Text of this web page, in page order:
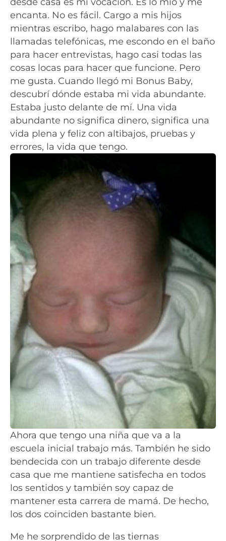
encanta. No es fácil. Cargo a mis hijos
mientras escribo, hago malabares con las
llamadas telefónicas, me escondo en el baño
para hacer entrevistas, hago casi todas las
cosas locas para hacer que funcione. Pero
me gusta. Cuando llegó mi Bonus Baby,
descubrí dónde estaba mi vida abundante.
Estaba justo delante de mí. Una vida
abundante no significa dinero, significa una
vida plena y feliz con altibajos, pruebas y
errores, la vida que tengo.
Ahora que tengo una niña que va a la
escuela inicial trabajo más. También he sido
bendecida con un trabajo diferente desde
casa que me mantiene satisfecha en todos
los sentidos y también soy capaz de
mantener esta carrera de mamá. De hecho,
los dos coinciden bastante bien.
Me he sorprendido de las tiernas